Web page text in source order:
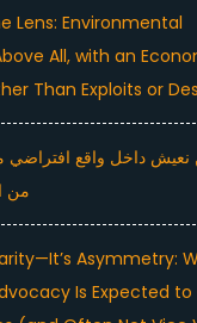
Lens: Environmental
All, with an
Than Exploits or
نعيش داخل واقع افتراضي
من
Asymmetry:
Is Expected to